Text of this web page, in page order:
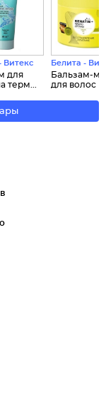
Витекс
для
терм...
Белита -
Бальзам-
для волос